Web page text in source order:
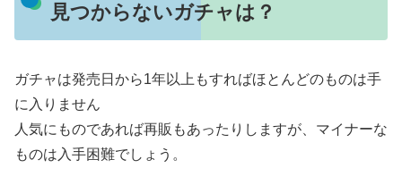
見つからないガチャは？
ガチャは発売日から1年以上もすればほとんどのものは手
に入りません
人気にものであれば再販もあったりしますが、マイナーな
ものは入手困難でしょう。